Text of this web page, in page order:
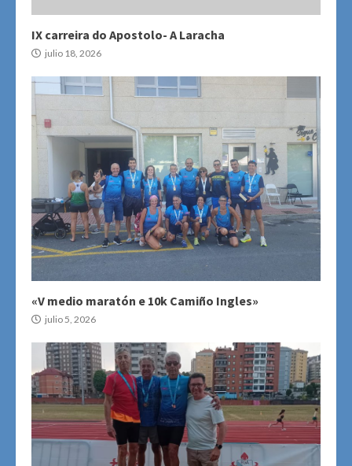
IX carreira do Apostolo- A Laracha
julio 18, 2026
«V medio maratón e 10k Camiño Ingles»
julio 5, 2026